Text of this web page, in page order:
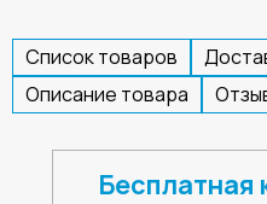
Список товаров
Описание товара
Бесплатная